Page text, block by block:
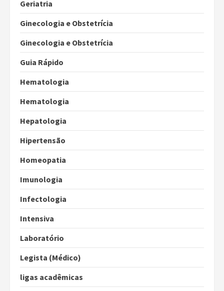
Geriatria
Ginecologia e Obstetrícia
Ginecologia e Obstetrícia
Guia Rápido
Hematologia
Hematologia
Hepatologia
Hipertensão
Homeopatia
Imunologia
Infectologia
Intensiva
Laboratório
Legista (Médico)
ligas acadêmicas